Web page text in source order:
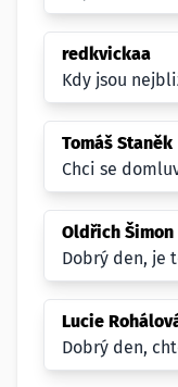
redkvickaa
Kdy jsou
Tomáš Staněk
Chci se
Oldřich Šimon
Dobrý den, je
Lucie
Dobrý den,